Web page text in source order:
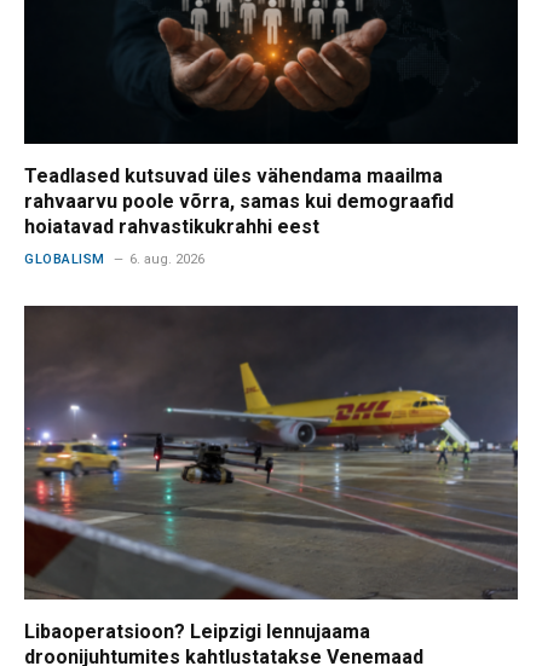
Teadlased kutsuvad üles vähendama maailma
rahvaarvu poole võrra, samas kui demograafid
hoiatavad rahvastikukrahhi eest
GLOBALISM 6. aug. 2026
Libaoperatsioon? Leipzigi lennujaama
droonijuhtumites kahtlustatakse Venemaad